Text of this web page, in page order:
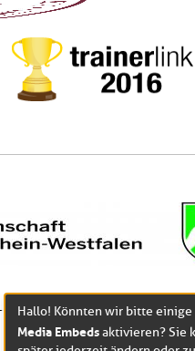
Hallo! Könnten wir bitte
Media Embedsaktivieren? Sie